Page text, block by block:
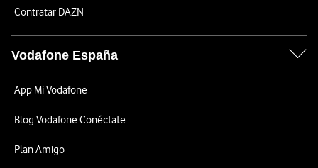
Contratar DAZN
Vodafone España
App Mi Vodafone
Blog Vodafone Conéctate
Plan Amigo